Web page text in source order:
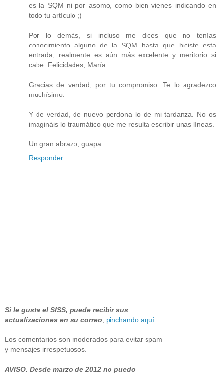
es la SQM ni por asomo, como bien vienes indicando en
todo tu artículo ;)
Por lo demás, si incluso me dices que no tenías
conocimiento alguno de la SQM hasta que hiciste esta
entrada, realmente es aún más excelente y meritorio si
cabe. Felicidades, María.
Gracias de verdad, por tu compromiso. Te lo agradezco
muchísimo.
Y de verdad, de nuevo perdona lo de mi tardanza. No os
imagináis lo traumático que me resulta escribir unas líneas.
Un gran abrazo, guapa.
Responder
Si le gusta el SISS, puede recibir sus
actualizaciones en su correo, pinchando aquí.
Los comentarios son moderados para evitar spam
y mensajes irrespetuosos.
AVISO. Desde marzo de 2012 no puedo